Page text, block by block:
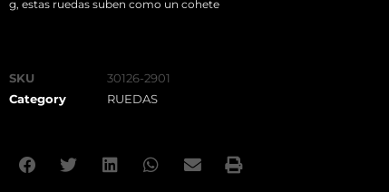
g, estas ruedas suben como un cohete
SKU
30126-2901
Category
RUEDAS